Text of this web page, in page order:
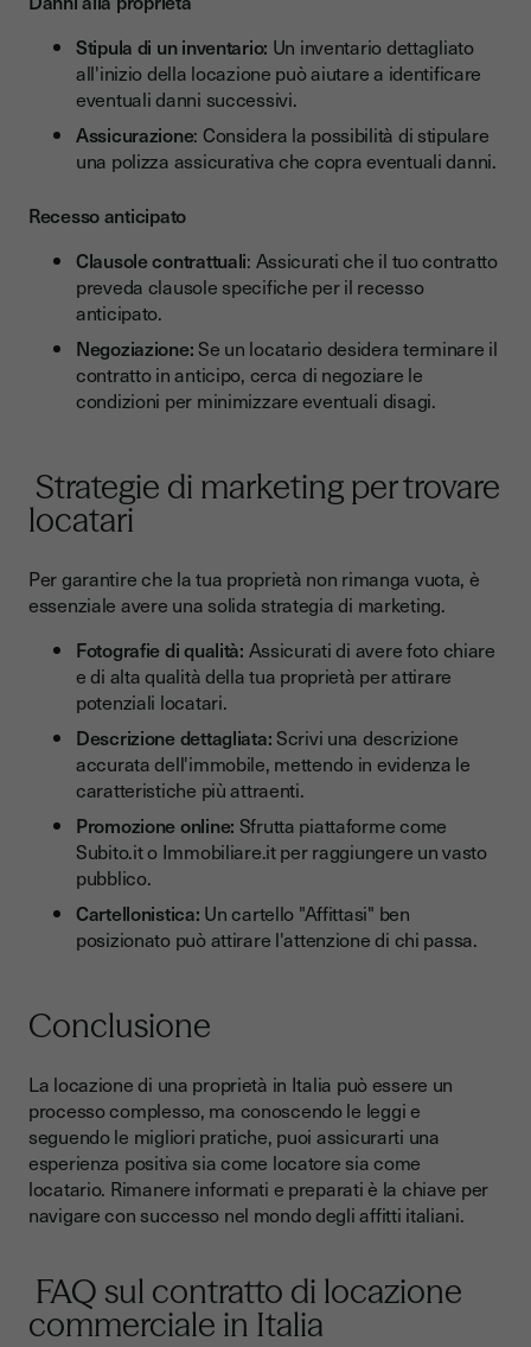
Stipula di un inventario: Un inventario dettagliato
all'inizio della locazione può aiutare a identificare
eventuali danni successivi.
Assicurazione: Considera la possibilità di stipulare
una polizza assicurativa che copra eventuali danni.
Recesso anticipato
Clausole contrattuali: Assicurati che il tuo contratto
preveda clausole specifiche per il recesso
anticipato.
Negoziazione:Se un locatario desidera terminare il
contratto in anticipo, cerca di negoziare le
condizioni per minimizzare eventuali disagi.
Strategie di marketing per trovare
locatari
Per garantire che la tua proprietà non rimanga vuota, è
essenziale avere una solida strategia di marketing.
Fotografie di qualità: Assicurati di avere foto chiare
e di alta qualità della tua proprietà per attirare
potenziali locatari.
Descrizione dettagliata:Scrivi una descrizione
accurata dell'immobile, mettendo in evidenza le
caratteristiche più attraenti.
Promozione online: Sfrutta piattaforme come
Subito.it o Immobiliare.it per raggiungere un vasto
pubblico.
Cartellonistica: Un cartello "Affittasi" ben
posizionato può attirare l'attenzione di chi passa.
Conclusione
La locazione di una proprietà in Italia può essere un
processo complesso, ma conoscendo le leggi e
seguendo le migliori pratiche, puoi assicurarti una
esperienza positiva sia come locatore sia come
locatario. Rimanere informati e preparati è la chiave per
navigare con successo nel mondo degli affitti italiani.
FAQ sul contratto di locazione
commerciale in Italia